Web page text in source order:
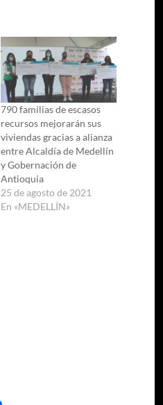
790 familias de escasos
recursos mejorarán sus
viviendas gracias a alianza
entre Alcaldía de Medellín
y Gobernación de
Antioquia
25 de agosto de 2021
En «MEDELLÍN»